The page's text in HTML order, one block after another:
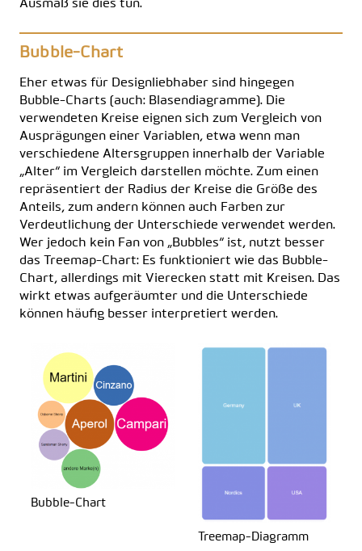
Ausmaß sie dies tun.
Bubble-Chart
Eher etwas für Designliebhaber sind hingegen
Bubble-Charts (auch: Blasendiagramme). Die
verwendeten Kreise eignen sich zum Vergleich von
Ausprägungen einer Variablen, etwa wenn man
verschiedene Altersgruppen innerhalb der Variable
„Alter“ im Vergleich darstellen möchte. Zum einen
repräsentiert der Radius der Kreise die Größe des
Anteils, zum andern können auch Farben zur
Verdeutlichung der Unterschiede verwendet werden.
Wer jedoch kein Fan von „Bubbles“ ist, nutzt besser
das
Treemap-Chart: Es funktioniert wie das Bubble-
Chart, allerdings mit Vierecken statt mit Kreisen. Das
wirkt etwas aufgeräumter und die Unterschiede
können häufig besser interpretiert werden.
Bubble-Chart
Treemap-Diagramm